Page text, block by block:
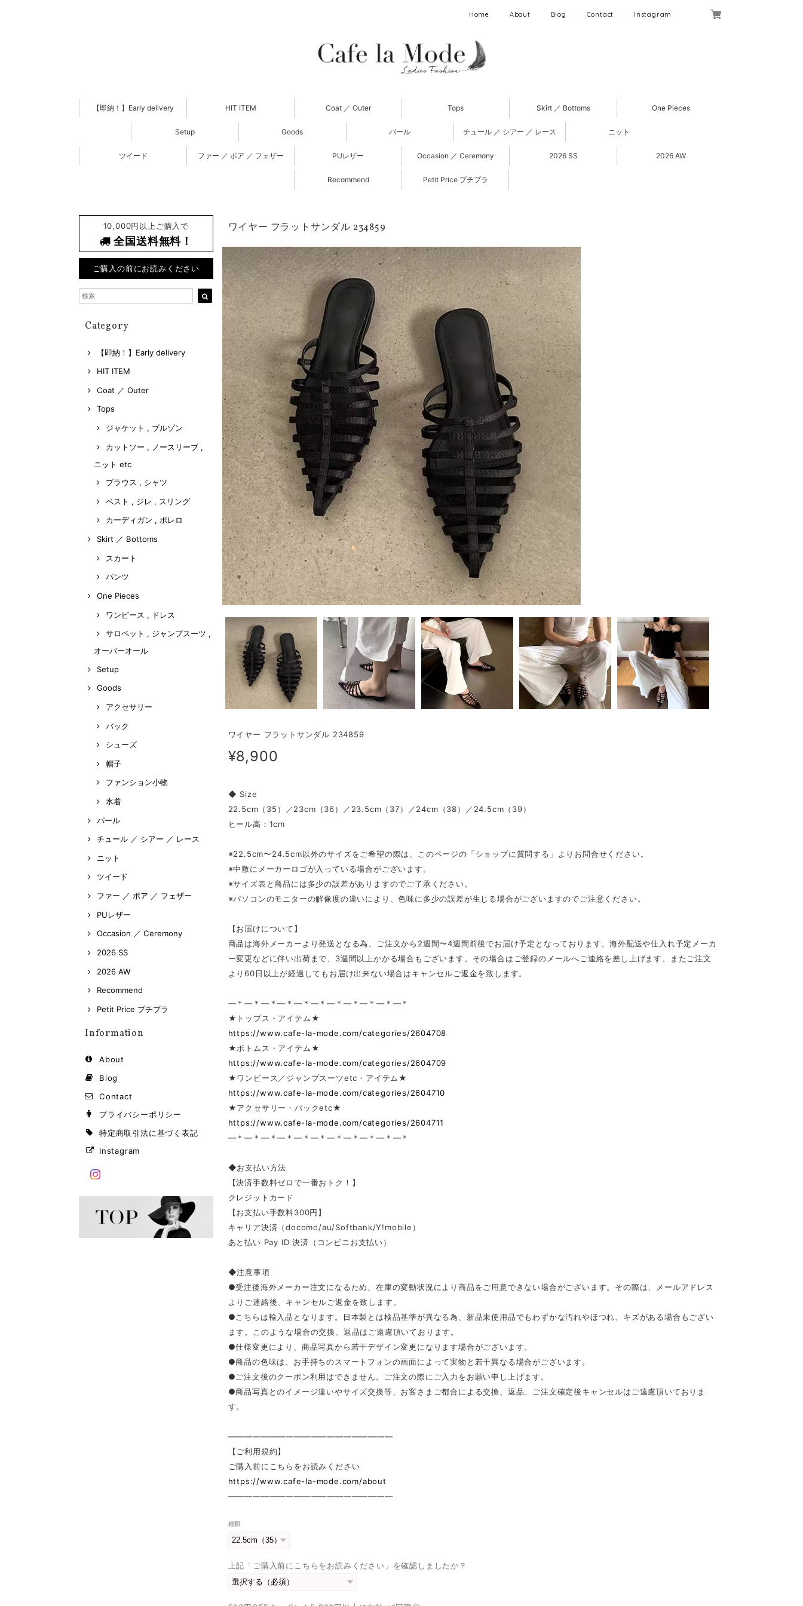
Home About Blog Contact Instagram
【即納！】Early delivery HIT ITEM Coat ／ Outer Tops Skirt ／ Bottoms One Pieces
Setup Goods パール チュール ／ シアー ／ レース ニット
ツイード ファー ／ ボア ／ フェザー PUレザー Occasion ／ Ceremony 2026 SS 2026 AW
Recommend Petit Price プチプラ
10,000円以上ご購入で
全国送料無料！
ご購入の前にお読みください
Category
【即納！】Early delivery
HIT ITEM
Coat ／ Outer
Tops
ジャケット , ブルゾン
カットソー , ノースリーブ ,
ニット etc
ブラウス , シャツ
ベスト , ジレ , スリング
カーディガン , ボレロ
Skirt ／ Bottoms
スカート
パンツ
One Pieces
ワンピース , ドレス
サロペット , ジャンプスーツ ,
オーバーオール
Setup
Goods
アクセサリー
バック
シューズ
帽子
ファンション小物
水着
パール
チュール ／ シアー ／ レース
ニット
ツイード
ファー ／ ボア ／ フェザー
PUレザー
Occasion ／ Ceremony
2026 SS
2026 AW
Recommend
Petit Price プチプラ
Information
About
Blog
Contact
プライバシーポリシー
特定商取引法に基づく表記
Instagram
ワイヤー フラットサンダル 234859
ワイヤー フラットサンダル 234859
¥8,900
◆ Size
22.5cm（35）／23cm（36）／23.5cm（37）／24cm（38）／24.5cm（39）
ヒール高：1cm
※22.5cm〜24.5cm以外のサイズをご希望の際は、このページの「ショップに質問する」よりお問合せください。
※中敷にメーカーロゴが入っている場合がございます。
※サイズ表と商品には多少の誤差がありますのでご了承ください。
※パソコンのモニターの解像度の違いにより、色味に多少の誤差が生じる場合がございますのでご注意ください。
【お届けについて】
商品は海外メーカーより発送となる為、ご注文から2週間〜4週間前後でお届け予定となっております。海外配送や仕入れ予定メーカ
ー変更などに伴い出荷まで、3週間以上かかる場合もございます。その場合はご登録のメールへご連絡を差し上げます。またご注文
より60日以上が経過してもお届け出来ない場合はキャンセルご返金を致します。
—＊—＊—＊—＊—＊—＊—＊—＊—＊—＊—＊
★トップス・アイテム★
https://www.cafe-la-mode.com/categories/2604708
★ボトムス・アイテム★
https://www.cafe-la-mode.com/categories/2604709
★ワンピース／ジャンプスーツetc・アイテム★
https://www.cafe-la-mode.com/categories/2604710
★アクセサリー・バックetc★
https://www.cafe-la-mode.com/categories/2604711
—＊—＊—＊—＊—＊—＊—＊—＊—＊—＊—＊
◆お支払い方法
【決済手数料ゼロで一番おトク！】
クレジットカード
【お支払い手数料300円】
キャリア決済（docomo/au/Softbank/Y!mobile）
あと払い Pay ID 決済（コンビニお支払い）
◆注意事項
●受注後海外メーカー注文になるため、在庫の変動状況により商品をご用意できない場合がございます。その際は、メールアドレス
よりご連絡後、キャンセルご返金を致します。
●こちらは輸入品となります。日本製とは検品基準が異なる為、新品未使用品でもわずかな汚れやほつれ、キズがある場合もござい
ます。このような場合の交換、返品はご遠慮頂いております。
●仕様変更により、商品写真から若干デザイン変更になります場合がございます。
●商品の色味は、お手持ちのスマートフォンの画面によって実物と若干異なる場合がございます。
●ご注文後のクーポン利用はできません。ご注文の際にご入力をお願い申し上げます。
●商品写真とのイメージ違いやサイズ交換等、お客さまご都合による交換、返品、ご注文確定後キャンセルはご遠慮頂いておりま
す。
————————————————————
【ご利用規約】
ご購入前にこちらをお読みください
https://www.cafe-la-mode.com/about
————————————————————
種類
上記「ご購入前にこちらをお読みください」を確認しましたか？